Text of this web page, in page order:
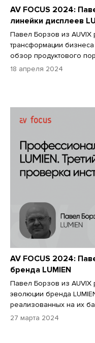
AV FOCUS 2024:
линейки дисплеев
Павел Борзов из AUVIX
трансформации
обзор продуктового
18 апреля 2024
AV FOCUS 2024:
бренда LUMIEN
Павел Борзов из AUVIX
эволюции бренда
реализованных на их
27 марта 2024